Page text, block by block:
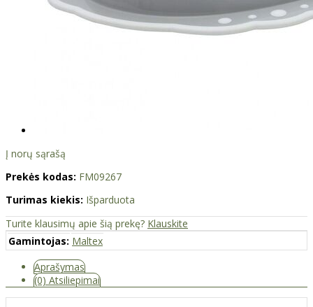
Į norų sąrašą
Prekės kodas: FM09267
Turimas kiekis: Išparduota
Turite klausimų apie šią prekę? Klauskite
Gamintojas: Maltex
Aprašymas
(0) Atsiliepimai